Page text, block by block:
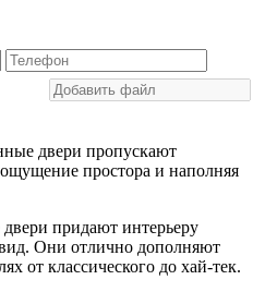
двери пропускают
ощущение простора и наполняя
придают интерьеру
Они отлично дополняют
от классического до хай-тек.